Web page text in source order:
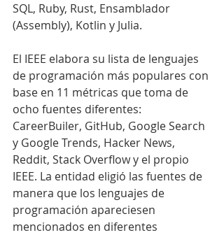
SQL, Ruby, Rust, Ensamblador
(Assembly), Kotlin y Julia.
El IEEE elabora su lista de lenguajes
de programación más populares con
base en 11 métricas que toma de
ocho fuentes diferentes:
CareerBuiler, GitHub, Google Search
y Google Trends, Hacker News,
Reddit, Stack Overflow y el propio
IEEE. La entidad eligió las fuentes de
manera que los lenguajes de
programación apareciesen
mencionados en diferentes